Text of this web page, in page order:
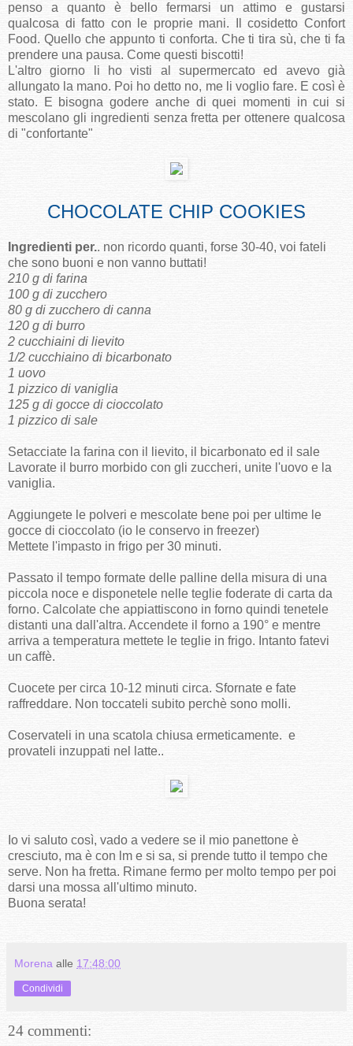
penso a quanto è bello fermarsi un attimo e gustarsi
qualcosa di fatto con le proprie mani. Il cosidetto Confort
Food. Quello che appunto ti conforta. Che ti tira sù, che ti fa
prendere una pausa. Come questi biscotti!
L'altro giorno li ho visti al supermercato ed avevo già
allungato la mano. Poi ho detto no, me li voglio fare. E così è
stato. E bisogna godere anche di quei momenti in cui si
mescolano gli ingredienti senza fretta per ottenere qualcosa
di "confortante"
CHOCOLATE CHIP COOKIES
Ingredienti per.. non ricordo quanti, forse 30-40, voi fateli
che sono buoni e non vanno buttati!
210 g di farina
100 g di zucchero
80 g di zucchero di canna
120 g di burro
2 cucchiaini di lievito
1/2 cucchiaino di bicarbonato
1 uovo
1 pizzico di vaniglia
125 g di gocce di cioccolato
1 pizzico di sale
Setacciate la farina con il lievito, il bicarbonato ed il sale
Lavorate il burro morbido con gli zuccheri, unite l'uovo e la
vaniglia.
Aggiungete le polveri e mescolate bene poi per ultime le
gocce di cioccolato (io le conservo in freezer)
Mettete l'impasto in frigo per 30 minuti.
Passato il tempo formate delle palline della misura di una
piccola noce e disponetele nelle teglie foderate di carta da
forno. Calcolate che appiattiscono in forno quindi tenetele
distanti una dall'altra. Accendete il forno a 190° e mentre
arriva a temperatura mettete le teglie in frigo. Intanto fatevi
un caffè.
Cuocete per circa 10-12 minuti circa. Sfornate e fate
raffreddare. Non toccateli subito perchè sono molli.
Coservateli in una scatola chiusa ermeticamente. e
provateli inzuppati nel latte..
Io vi saluto così, vado a vedere se il mio panettone è
cresciuto, ma è con lm e si sa, si prende tutto il tempo che
serve. Non ha fretta. Rimane fermo per molto tempo per poi
darsi una mossa all'ultimo minuto.
Buona serata!
Morena alle 17:48:00
Condividi
24 commenti: